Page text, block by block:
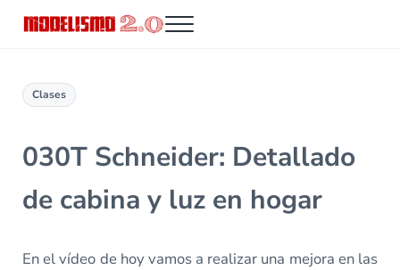
Menu
Clases
030T Schneider: Detallado
de cabina y luz en hogar
En el vídeo de hoy vamos a realizar una mejora en las